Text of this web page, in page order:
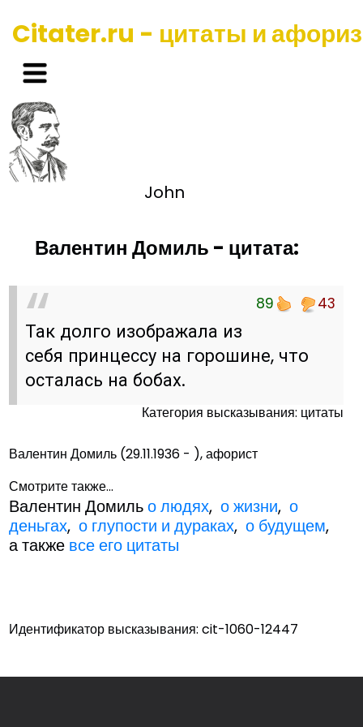
Citater.ru - цитаты и
John
Валентин Домиль - цитата:
89 43
Так долго изображала из
себя принцессу на горошине, что
осталась на бобах.
Категория высказывания: цитаты
Валентин Домиль (29.11.1936 - ), афорист
Смотрите также...
Валентин Домильо людях,о жизни,о
деньгах,о глупости и дураках,о будущем,
а также все его цитаты
Идентификатор высказывания: cit-1060-12447